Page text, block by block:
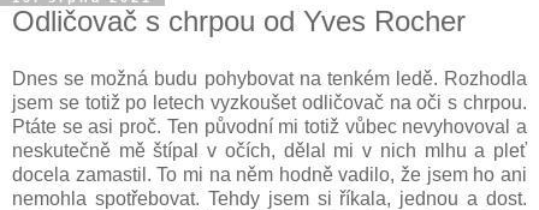
Odličovač s chrpou od Yves Rocher
Dnes se možná budu pohybovat na tenkém ledě. Rozhodla
jsem se totiž po letech vyzkoušet odličovač na oči s chrpou.
Ptáte se asi proč. Ten původní mi totiž vůbec nevyhovoval a
neskutečně mě štípal v očích, dělal mi v nich mlhu a pleť
docela zamastil. To mi na něm hodně vadilo, že jsem ho ani
nemohla spotřebovat. Tehdy jsem si říkala, jednou a dost.